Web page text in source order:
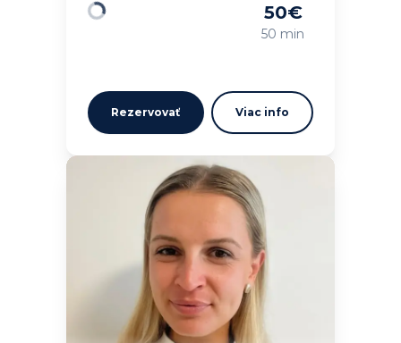
50€
50 min
Rezervovať Viac info